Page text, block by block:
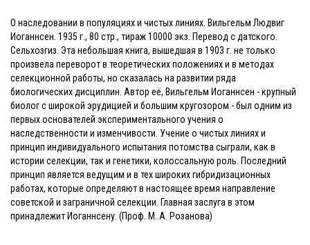
О наследовании в популяциях и чистых линиях. Вильгельм Людвиг
Иоганнсен. 1935 г., 80 стр., тираж 10000 экз. Перевод с датского.
Сельхозгиз. Эта небольшая книга, вышедшая в 1903 г. не только
произвела переворот в теоретических положениях и в методах
селекционной работы, но сказалась на развитии ряда
биологических дисциплин. Автор её, Вильгельм Иоганнсен - крупный
биолог с широкой эрудицией и большим кругозором - был одним из
первых основателей экспериментального учения о
наследственности и изменчивости. Учение о чистых линиях и
принцип индивидуального испытания потомства сыграли, как в
истории селекции, так и генетики, колоссальную роль. Последний
принцип является ведущим и в тех широких гибридизационных
работах, которые определяют в настоящее время направление
советской и заграничной селекции. Главная заслуга в этом
принадлежит Иоганнсену. (Проф. М. А. Розанова)